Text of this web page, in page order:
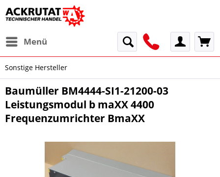
Menü
Sonstige Hersteller
Baumüller BM4444-SI1-21200-03
Leistungsmodul b maXX 4400
Frequenzumrichter BmaXX